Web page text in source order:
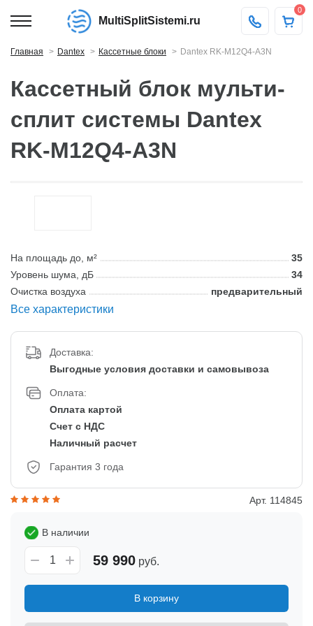
MultiSplitSistemi.ru
0
Главная Dantex Кассетные блоки Dantex RK-M12Q4-A3N
Кассетный блок мульти-
сплит системы Dantex
RK-M12Q4-A3N
На площадь до, м²
35
Уровень шума, дБ
34
Очистка воздуха
предварительный
Все характеристики
Доставка:
Выгодные условия доставки и самовывоза
Оплата:
Оплата картой
Счет с НДС
Наличный расчет
Гарантия 3 года
Арт. 114845
В наличии
59 990 руб.
В корзину